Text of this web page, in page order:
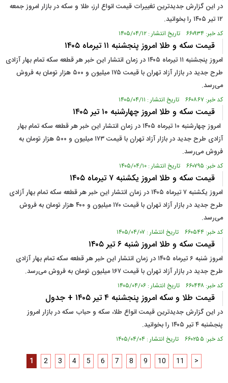
در این گزارش جدیدترین تغییرات قیمت انواع ارز، طلا و سکه در بازار امروز جمعه
۱۲ تیر ۱۴۰۵ را بخوانید.
کد خبر: ۶۶۰۹۳۴ تاریخ انتشار : ۱۴۰۵/۰۴/۱۲
قیمت سکه و طلا امروز پنجشنبه ۱۱ تیرماه ۱۴۰۵
امروز پنجشنبه ۱۱ تیرماه ۱۴۰۵ در زمان انتشار این خبر هر قطعه سکه تمام بهار آزادی
طرح جدید در بازار آزاد تهران با قیمت ۱۷۵ میلیون و ۵۰۰ هزار تومان به فروش
می‌رسد.
کد خبر: ۶۶۰۸۶۷ تاریخ انتشار : ۱۴۰۵/۰۴/۱۱
قیمت سکه و طلا امروز چهارشنبه ۱۰ تیر ۱۴۰۵
امروز چهارشنبه ۱۰ تیرماه ۱۴۰۵ در زمان انتشار این خبر هر قطعه سکه تمام بهار
آزادی طرح جدید در بازار آزاد تهران با قیمت ۱۷۳ میلیون و ۵۰۰ هزار تومان به
فروش می‌رسد.
کد خبر: ۶۶۰۷۹۵ تاریخ انتشار : ۱۴۰۵/۰۴/۱۰
قیمت سکه و طلا امروز یکشنبه ۷ تیرماه ۱۴۰۵
امروز یکشنبه ۷ تیرماه ۱۴۰۵ در زمان انتشار این خبر هر قطعه سکه تمام بهار آزادی
طرح جدید در بازار آزاد تهران با قیمت ۱۷۰ میلیون و ۴۰۰ هزار تومان به فروش
می‌رسد.
کد خبر: ۶۶۰۵۴۴ تاریخ انتشار : ۱۴۰۵/۰۴/۰۷
قیمت سکه و طلا امروز شنبه ۶ تیر ۱۴۰۵
امروز شنبه ۶ تیرماه ۱۴۰۵ در زمان انتشار این خبر هر قطعه سکه تمام بهار آزادی
طرح جدید در بازار آزاد تهران با قیمت ۱۶۷ میلیون تومان به فروش می‌رسد.
کد خبر: ۶۶۰۴۴۸ تاریخ انتشار : ۱۴۰۵/۰۴/۰۶
قیمت طلا و سکه امروز پنجشنبه ۴ تیر ۱۴۰۵ + جدول
در این گزارش جدیدترین قیمت انواع طلا، سکه و حباب سکه در بازار امروز
پنجشنبه ۴ تیر ۱۴۰۵ را بخوانید.
کد خبر: ۶۶۰۲۵۵ تاریخ انتشار : ۱۴۰۵/۰۴/۰۴
1 2 3 4 5 6 7 8 9 10 11 >